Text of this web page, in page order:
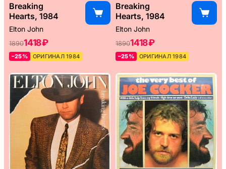
Breaking
Hearts, 1984
Elton John
18901418 ₽
–25% ОРИГИНАЛ 1984
Breaking
Hearts, 1984
Elton John
18901418 ₽
–25% ОРИГИНАЛ 1984